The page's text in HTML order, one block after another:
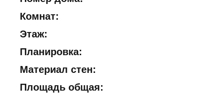
Комнат:
Этаж:
Планировка:
Материал стен:
Площадь общая: